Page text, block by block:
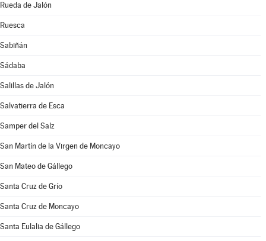
Rueda de Jalón
Ruesca
Sabiñán
Sádaba
Salillas de Jalón
Salvatierra de Esca
Samper del Salz
San Martín de la Virgen de Moncayo
San Mateo de Gállego
Santa Cruz de Grío
Santa Cruz de Moncayo
Santa Eulalia de Gállego